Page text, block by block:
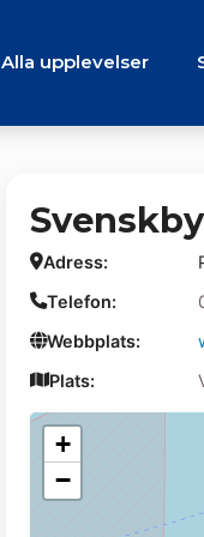
Alla upplevelser
Adress:
Telefon:
Webbplats:
Plats:
+
−